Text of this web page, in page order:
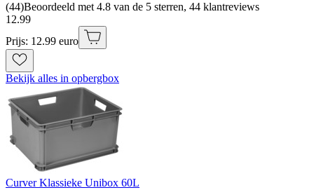
(44)Beoordeeld met 4.8 van de 5 sterren, 44 klantreviews
12.99
Prijs: 12.99 euro
Bekijk alles in opbergbox
Curver Klassieke Unibox 60L